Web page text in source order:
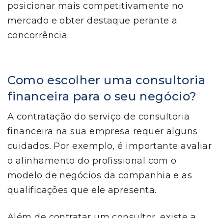
posicionar mais competitivamente no
mercado e obter destaque perante a
concorrência.
Como escolher uma consultoria
financeira para o seu negócio?
A contratação do serviço de consultoria
financeira na sua empresa requer alguns
cuidados. Por exemplo, é importante avaliar
o alinhamento do profissional com o
modelo de negócios da companhia e as
qualificações que ele apresenta.